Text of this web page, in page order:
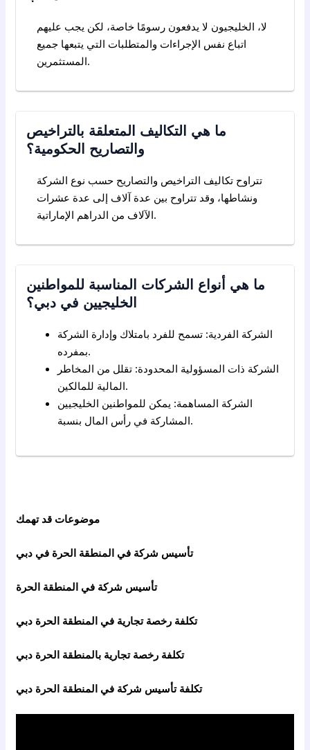
لا، الخليجيون لا يدفعون رسومًا خاصة، لكن يجب عليهم
اتباع نفس الإجراءات والمتطلبات التي يتبعها جميع
المستثمرين.
ما هي التكاليف المتعلقة بالتراخيص
والتصاريح الحكومية؟
تتراوح تكاليف التراخيص والتصاريح حسب نوع الشركة
ونشاطها، وقد تتراوح بين عدة آلاف إلى عدة عشرات
الآلاف من الدراهم الإماراتية.
ما هي أنواع الشركات المناسبة للمواطنين
الخليجيين في دبي؟
الشركة الفردية: تسمح للفرد بامتلاك وإدارة الشركة
بمفرده.
الشركة ذات المسؤولية المحدودة: تقلل من المخاطر
المالية للمالكين.
الشركة المساهمة: يمكن للمواطنين الخليجيين
المشاركة في رأس المال بنسبة.
موضوعات قد تهمك
تأسيس شركة في المنطقة الحرة في دبي
تأسيس شركة في المنطقة الحرة
تكلفة رخصة تجارية في المنطقة الحرة دبي
تكلفة رخصة تجارية بالمنطقة الحرة دبي
تكلفة تأسيس شركة في المنطقة الحرة دبي